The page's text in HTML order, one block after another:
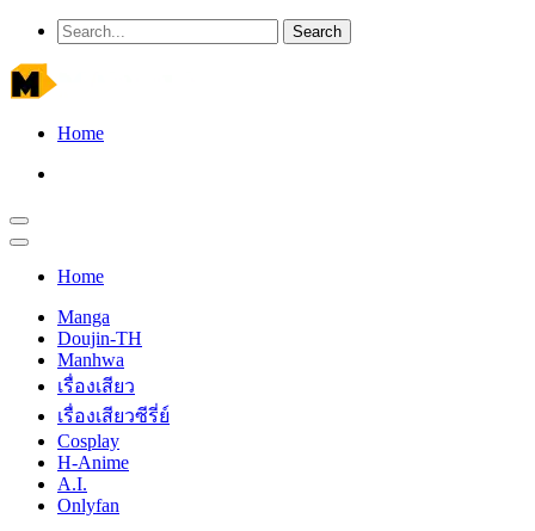
Home
Home
Manga
Doujin-TH
Manhwa
เรื่องเสียว
เรื่องเสียวซีรี่ย์
Cosplay
H-Anime
A.I.
Onlyfan